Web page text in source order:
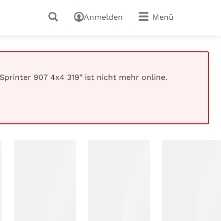
Anmelden Menü
907 4x4 319" ist nicht mehr online.